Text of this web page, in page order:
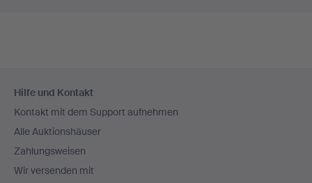
Navigation
Hilfe und Kontakt
Kontakt mit dem Support aufnehmen
Alle Auktionshäuser
Zahlungsweisen
Wir versenden mit